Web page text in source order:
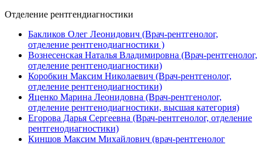
Отделение рентгендиагностики
Бакликов Олег Леонидович (Врач-рентгенолог,
отделение рентгенодиагностики )
Вознесенская Наталья Владимировна (Врач-рентгенолог,
отделение рентгенодиагностики)
Коробкин Максим Николаевич (Врач-рентгенолог,
отделение рентгенодиагностики)
Яценко Марина Леонидовна (Врач-рентгенолог,
отделение рентгенодиагностики, высшая категория)
Егорова Дарья Сергеевна (Врач-рентгенолог, отделение
рентгенодиагностики)
Киншов Максим Михайлович (врач-рентгенолог